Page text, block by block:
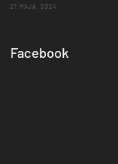
21 MAJA, 2024
Facebook